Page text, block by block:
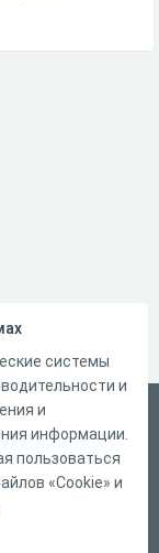
системы
и
и
информации.
пользоваться
«Cookie» и